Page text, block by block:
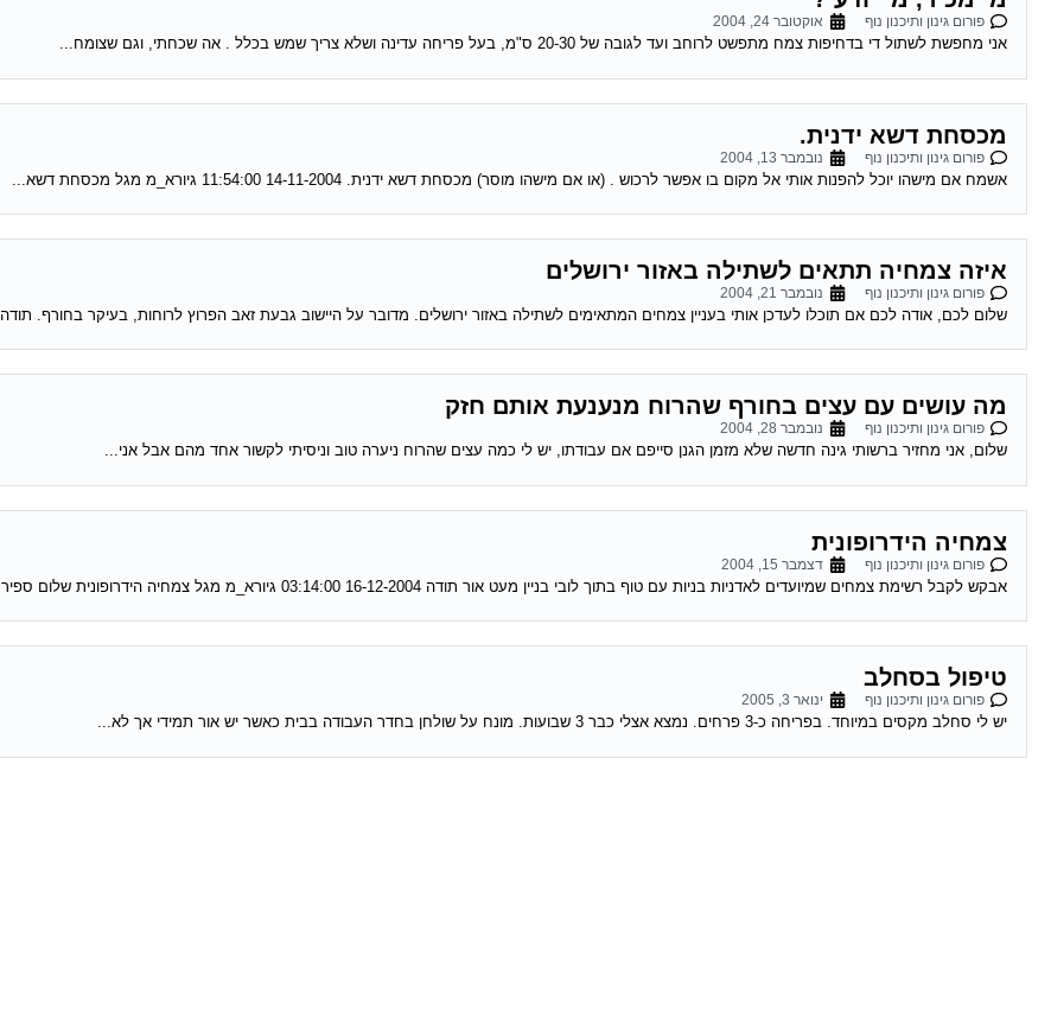
פורום גינון ותיכנון נוף אוקטובר 24, 2004
אני מחפשת לשתול די בדחיפות צמח מתפשט לרוחב ועד לגובה של 20-30 ס"מ, בעל פריחה עדינה ושלא צריך שמש בכלל . אה שכחתי, וגם שצומח...
מכסחת דשא ידנית.
פורום גינון ותיכנון נוף נובמבר 13, 2004
אשמח אם מישהו יוכל להפנות אותי אל מקום בו אפשר לרכוש . (או אם מישהו מוסר) מכסחת דשא ידנית. 14-11-2004 11:54:00 גיורא_מ מגל מכסחת דשא...
איזה צמחיה תתאים לשתילה באזור ירושלים
פורום גינון ותיכנון נוף נובמבר 21, 2004
שלום לכם, אודה לכם אם תוכלו לעדכן אותי בעניין צמחים המתאימים לשתילה באזור ירושלים. מדובר על היישוב גבעת זאב הפרוץ לרוחות, בעיקר בחורף. תודה 24-11-2004...
מה עושים עם עצים בחורף שהרוח מנענעת אותם חזק
פורום גינון ותיכנון נוף נובמבר 28, 2004
שלום, אני מחזיר ברשותי גינה חדשה שלא מזמן הגנן סייפם אם עבודתו, יש לי כמה עצים שהרוח ניערה טוב וניסיתי לקשור אחד מהם אבל אני...
צמחיה הידרופונית
פורום גינון ותיכנון נוף דצמבר 15, 2004
אבקש לקבל רשימת צמחים שמיועדים לאדניות בניות עם טוף בתוך לובי בניין מעט אור תודה 16-12-2004 03:14:00 גיורא_מ מגל צמחיה הידרופונית שלום ספיר. אין טעם...
טיפול בסחלב
פורום גינון ותיכנון נוף ינואר 3, 2005
יש לי סחלב מקסים במיוחד. בפריחה כ-3 פרחים. נמצא אצלי כבר 3 שבועות. מונח על שולחן בחדר העבודה בבית כאשר יש אור תמידי אך לא...